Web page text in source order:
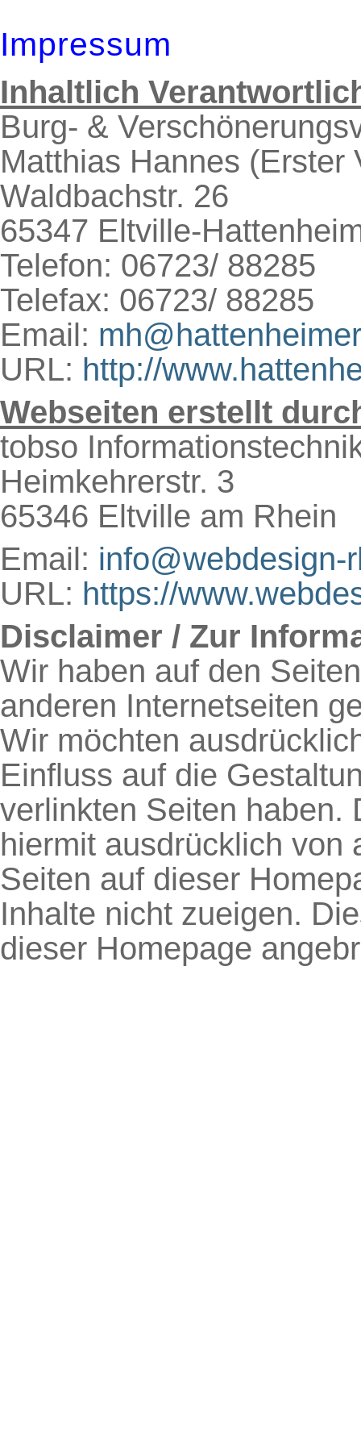
Impressum
Inhaltlich
Burg- &
Matthias Hannes (Erster
Waldbachstr. 26
65347 Eltville-
Telefon: 06723/ 88285
Telefax: 06723/ 88285
Email:
URL: http://
Webseiten erstellt
tobso
Heimkehrerstr. 3
65346 Eltville am Rhein
Email: info@webdesign-
URL: https://
Disclaimer / Zur
Wir haben auf den
anderen Internetseiten
Wir möchten
Einfluss auf die
verlinkten Seiten haben.
hiermit ausdrücklich von
Seiten auf dieser
Inhalte nicht zueigen.
dieser Homepage